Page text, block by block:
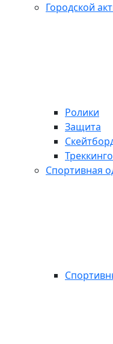
Городской
Ролики
Защита
Спортивная